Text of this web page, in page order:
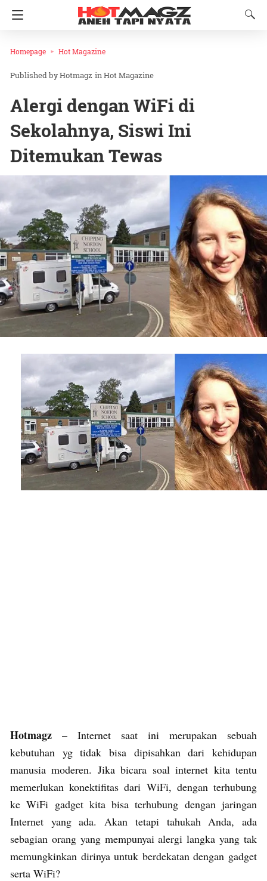
Homepage Hot Magazine
Hotmagz inHot Magazine
Alergi dengan WiFi di
Sekolahnya, Siswi Ini
Ditemukan Tewas
Hotmagz – Internet saat ini merupakan sebuah
kebutuhan yg tidak bisa dipisahkan dari kehidupan
manusia moderen. Jika bicara soal internet kita tentu
memerlukan konektifitas dari WiFi, dengan terhubung
ke WiFi gadget kita bisa terhubung dengan jaringan
Internet yang ada. Akan tetapi tahukah Anda, ada
sebagian orang yang mempunyai alergi langka yang tak
memungkinkan dirinya untuk berdekatan dengan gadget
serta WiFi?